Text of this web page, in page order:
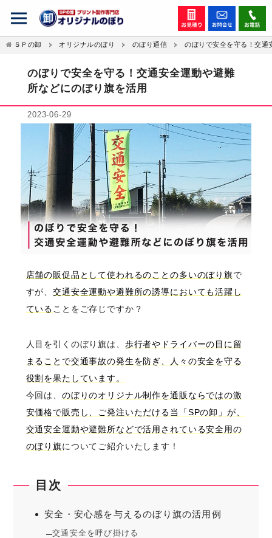
ＳＰの卸 オリジナルのぼり のぼり通信 のぼりで安全を守る！交通
のぼりで安全を守る！交通安全運動や避難
所などにのぼり旗を活用
2023-06-29
店舗の販促品として使われるのことの多いのぼり旗で
すが、交通安全運動や避難所の誘導においても活躍し
ている ことをご存じですか？
人目を引くのぼり旗は、 歩行者やドライバーの目に留
まることで交通事故の発生を防ぎ、人々の安全を守る
役割を果たしています。
今回は、 のぼりのオリジナル制作を通販ならではの激
安価格で販売し、ご発注いただける当「SPの卸」が、
交通安全運動や避難所などで活用されている安全用の
のぼり旗についてご紹介いたします！
目次
安全・安心感を与えるのぼり旗の活用例
交通安全を呼び掛ける